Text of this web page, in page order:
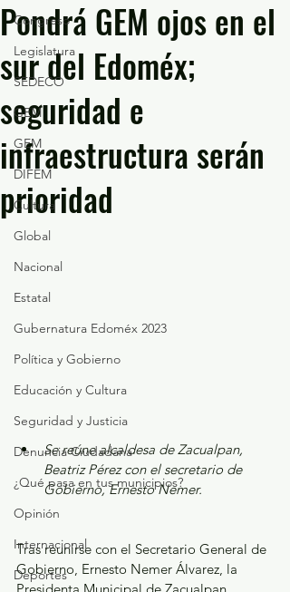
Congreso
Legislatura
SEDECO
GEM
GEM
DIFEM
Cultura
Global
Nacional
Estatal
Gubernatura Edoméx 2023
Política y Gobierno
Educación y Cultura
Seguridad y Justicia
Denuncia Ciudadana
¿Qué pasa en tus municipios?
Opinión
Internacional
Deportes
Pondrá GEM ojos en el
sur del Edoméx;
seguridad e
infraestructura serán
prioridad
Se reúne alcaldesa de Zacualpan,
Beatriz Pérez con el secretario de
Gobierno, Ernesto Nemer.
Tras reunirse con el Secretario General de
Gobierno, Ernesto Nemer Álvarez, la